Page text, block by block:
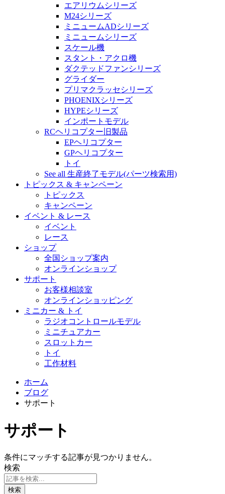
エアリウムシリーズ
M24シリーズ
ミニュームADシリーズ
ミニュームシリーズ
スケール機
スタント・アクロ機
ダクテッドファンシリーズ
グライダー
プリマクラッセシリーズ
PHOENIXシリーズ
HYPEシリーズ
インポートモデル
RCヘリコプター旧製品
EPヘリコプター
GPヘリコプター
トイ
See all 生産終了モデル(パーツ検索用)
トピックス & キャンペーン
トピックス
キャンペーン
イベント & レース
イベント
レース
ショップ
全国ショップ案内
オンラインショップ
サポート
お客様相談室
オンラインショッピング
ミニカー & トイ
ラジオコントロールモデル
ミニチュアカー
スロットカー
トイ
工作材料
ホーム
ブログ
サポート
サポート
条件にマッチする記事が見つかりません。
検索
検索